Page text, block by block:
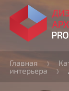
Главная
интерьера